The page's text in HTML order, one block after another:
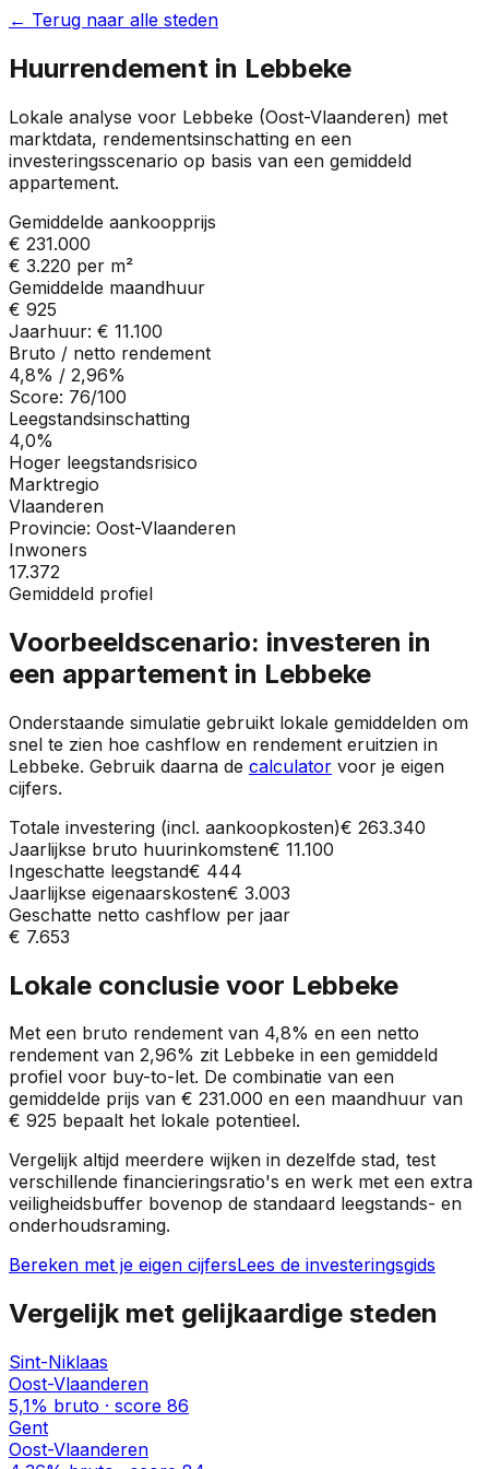
← Terug naar alle steden
Huurrendement in Lebbeke
Lokale analyse voor Lebbeke (Oost-Vlaanderen) met
marktdata, rendementsinschatting en een
investeringsscenario op basis van een gemiddeld
appartement.
Gemiddelde aankoopprijs
€ 231.000
€ 3.220 per m²
Gemiddelde maandhuur
€ 925
Jaarhuur: € 11.100
Bruto / netto rendement
4,8% / 2,96%
Score: 76/100
Leegstandsinschatting
4,0%
Hoger leegstandsrisico
Marktregio
Vlaanderen
Provincie: Oost-Vlaanderen
Inwoners
17.372
Gemiddeld profiel
Voorbeeldscenario: investeren in
een appartement in Lebbeke
Onderstaande simulatie gebruikt lokale gemiddelden om
snel te zien hoe cashflow en rendement eruitzien in
Lebbeke. Gebruik daarna de calculator voor je eigen
cijfers.
Totale investering (incl. aankoopkosten)€ 263.340
Jaarlijkse bruto huurinkomsten€ 11.100
Ingeschatte leegstand€ 444
Jaarlijkse eigenaarskosten€ 3.003
Geschatte netto cashflow per jaar
€ 7.653
Lokale conclusie voor Lebbeke
Met een bruto rendement van 4,8% en een netto
rendement van 2,96% zit Lebbeke in een gemiddeld
profiel voor buy-to-let. De combinatie van een
gemiddelde prijs van € 231.000 en een maandhuur van
€ 925 bepaalt het lokale potentieel.
Vergelijk altijd meerdere wijken in dezelfde stad, test
verschillende financieringsratio's en werk met een extra
veiligheidsbuffer bovenop de standaard leegstands- en
onderhoudsraming.
Bereken met je eigen cijfersLees de investeringsgids
Vergelijk met gelijkaardige steden
Sint-Niklaas
Oost-Vlaanderen
5,1% bruto · score 86
Gent
Oost-Vlaanderen